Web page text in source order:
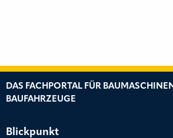
DAS FACHPORTAL FÜR
BAUFAHRZEUGE
Blickpunkt